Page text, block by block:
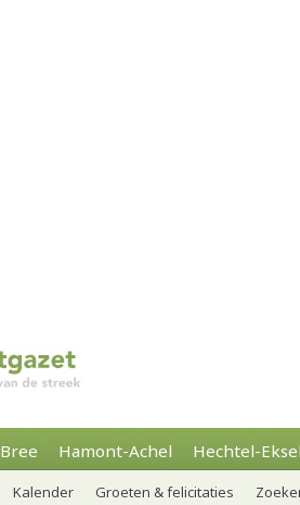
Bree Hamont-Achel Hechtel-
Kalender Groeten & felicitaties